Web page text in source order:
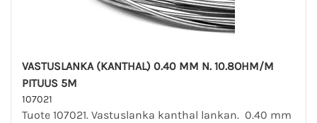
VASTUSLANKA (KANTHAL) 0.40 MM N. 10.8OHM/M
PITUUS 5M
107021
Tuote 107021. Vastuslanka kanthal lankan. 0.40 mm